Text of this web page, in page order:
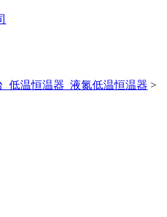
低温恒温器_液氮低温恒温器 >